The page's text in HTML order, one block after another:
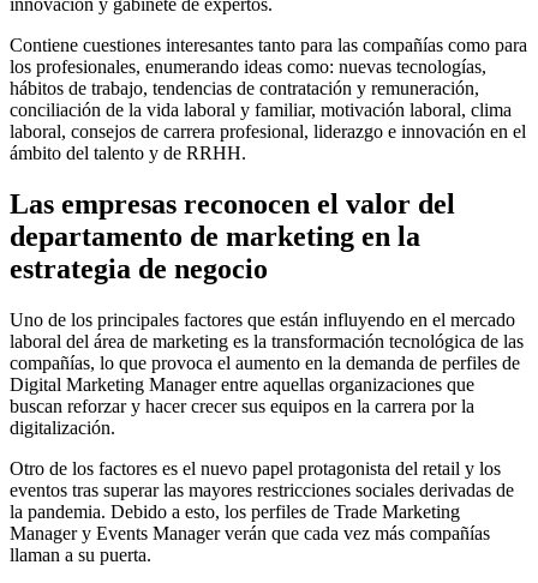
innovación y gabinete de expertos.
Contiene cuestiones interesantes tanto para las compañías como para
los profesionales, enumerando ideas como: nuevas tecnologías,
hábitos de trabajo, tendencias de contratación y remuneración,
conciliación de la vida laboral y familiar, motivación laboral, clima
laboral, consejos de carrera profesional, liderazgo e innovación en el
ámbito del talento y de RRHH.
Las empresas reconocen el valor del
departamento de marketing en la
estrategia de negocio
Uno de los principales factores que están influyendo en el mercado
laboral del área de marketing es la transformación tecnológica de las
compañías, lo que provoca el aumento en la demanda de perfiles de
Digital Marketing Manager entre aquellas organizaciones que
buscan reforzar y hacer crecer sus equipos en la carrera por la
digitalización.
Otro de los factores es el nuevo papel protagonista del retail y los
eventos tras superar las mayores restricciones sociales derivadas de
la pandemia. Debido a esto, los perfiles de Trade Marketing
Manager y Events Manager verán que cada vez más compañías
llaman a su puerta.